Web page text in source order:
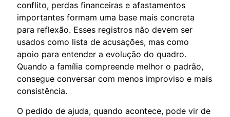
conflito, perdas financeiras e afastamentos
importantes formam uma base mais concreta
para reflexão. Esses registros não devem ser
usados como lista de acusações, mas como
apoio para entender a evolução do quadro.
Quando a família compreende melhor o padrão,
consegue conversar com menos improviso e mais
consistência.
O pedido de ajuda, quando acontece, pode vir de